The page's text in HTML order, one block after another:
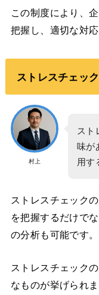
この制度により、
把握し、適切な対
ストレスチェッ
村上
スト
味が
用す
ストレスチェック
を把握するだけで
の分析も可能です。
ストレスチェック
なものが挙げられま